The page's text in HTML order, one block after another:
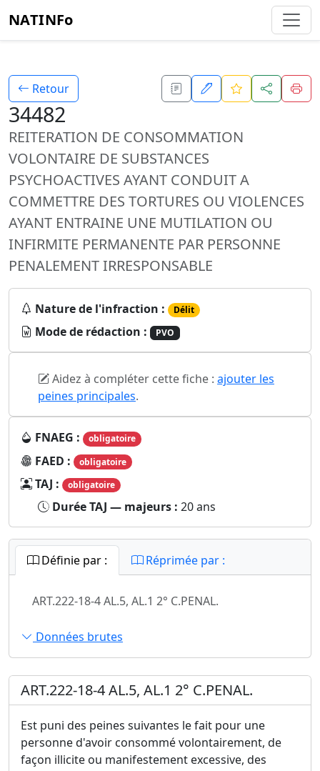
NATINFo
Retour
34482
REITERATION DE CONSOMMATION
VOLONTAIRE DE SUBSTANCES
PSYCHOACTIVES AYANT CONDUIT A
COMMETTRE DES TORTURES OU VIOLENCES
AYANT ENTRAINE UNE MUTILATION OU
INFIRMITE PERMANENTE PAR PERSONNE
PENALEMENT IRRESPONSABLE
Nature de l'infraction : Délit
Mode de rédaction : PVO
Aidez à compléter cette fiche : ajouter les
peines principales.
FNAEG : obligatoire
FAED : obligatoire
TAJ : obligatoire
Durée TAJ — majeurs : 20 ans
Définie par : Réprimée par :
ART.222-18-4 AL.5, AL.1 2° C.PENAL.
Données brutes
ART.222-18-4 AL.5, AL.1 2° C.PENAL.
Est puni des peines suivantes le fait pour une
personne d'avoir consommé volontairement, de
façon illicite ou manifestement excessive, des